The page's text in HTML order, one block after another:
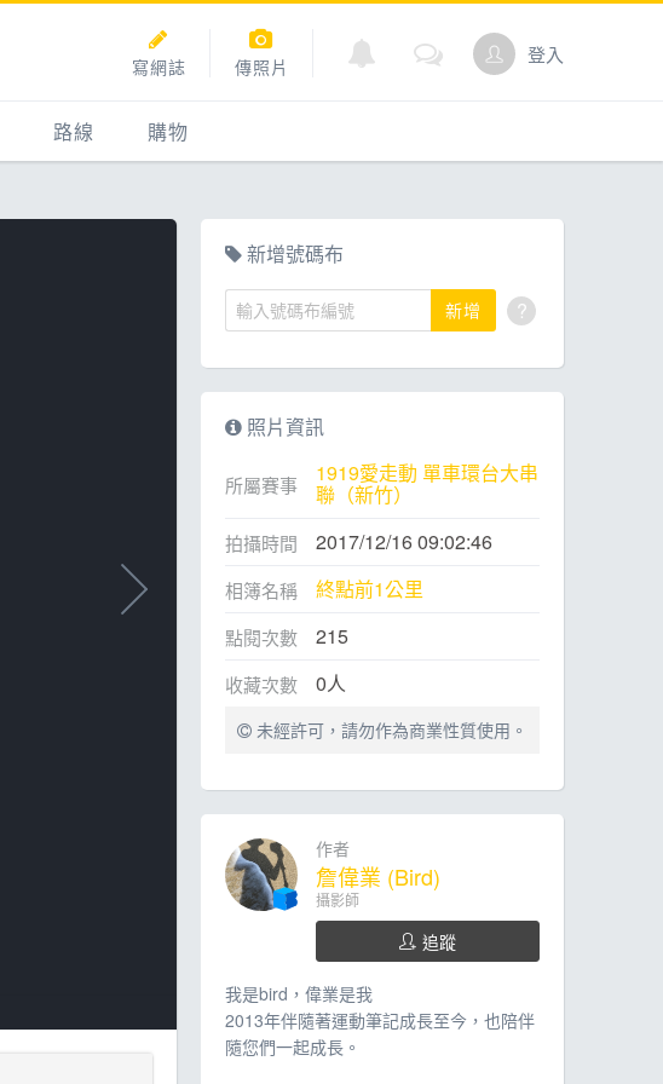
寫網誌 傳照片 登入
路線 購物
點數商城
新增號碼布
新增 ?
照片資訊
所屬賽事 1919愛走動 單車環台大串
聯（新竹）
拍攝時間 2017/12/16 09:02:46
相簿名稱 終點前1公里
點閱次數 215
收藏次數 0人
未經許可，請勿作為商業性質使用。
作者
詹偉業 (Bird)
攝影師
追蹤
我是bird，偉業是我
2013年伴隨著運動筆記成長至今，也陪伴
隨您們一起成長。